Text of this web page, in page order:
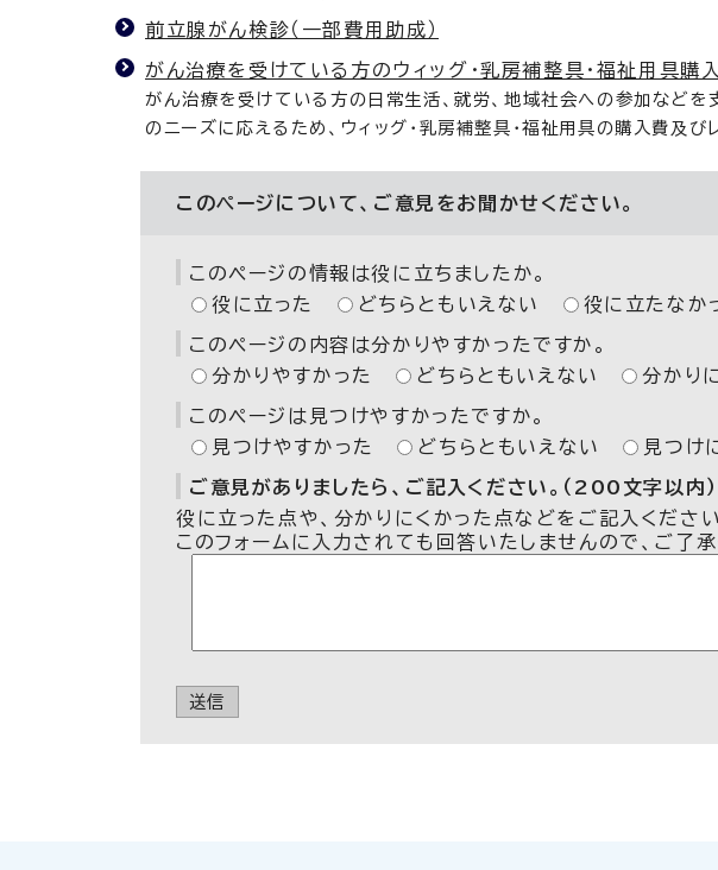
前立腺がん検診（一部費用助成）
がん治療を受けている方のウィッグ・乳房補整具・福祉用具購
がん治療を受けている方の日常生活、就労、地域社会への参加など
のニーズに応えるため、ウィッグ・乳房補整具・福祉用具の購入費及び
このページについて、ご意見をお聞かせください。
このページの情報は役に立ちましたか。
役に立った
どちらともいえない 役に立たなか
このページの内容は分かりやすかったですか。
分かりやすかった
どちらともいえない 分かり
このページは見つけやすかったですか。
見つけやすかった
どちらともいえない 見つけ
ご意見がありましたら、ご記入ください。（200文字以内）
役に立った点や、分かりにくかった点などをご記入ください
このフォームに入力されても回答いたしませんので、ご了承
送信